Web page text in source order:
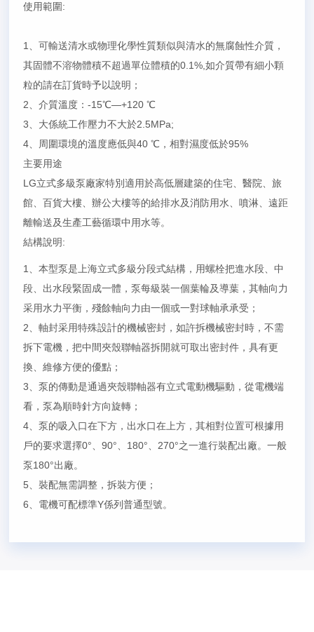
使用範圍:
1、可輸送清水或物理化學性質類似與清水的無腐蝕性介質，
其固體不溶物體積不超過單位體積的0.1%,如介質帶有細小顆
粒的請在訂貨時予以說明；
2、介質溫度：-15℃—+120 ℃
3、大係統工作壓力不大於2.5MPa;
4、周圍環境的溫度應低與40 ℃，相對濕度低於95%
主要用途
LG立式多級泵廠家特別適用於高低層建築的住宅、醫院、旅
館、百貨大樓、辦公大樓等的給排水及消防用水、噴淋、遠距
離輸送及生產工藝循環中用水等。
結構說明:
1、本型泵是上海立式多級分段式結構，用螺栓把進水段、中
段、出水段緊固成一體，泵每級裝一個葉輪及導葉，其軸向力
采用水力平衡，殘餘軸向力由一個或一對球軸承承受；
2、軸封采用特殊設計的機械密封，如許拆機械密封時，不需
拆下電機，把中間夾殼聯軸器拆開就可取出密封件，具有更
換、維修方便的優點；
3、泵的傳動是通過夾殼聯軸器有立式電動機驅動，從電機端
看，泵為順時針方向旋轉；
4、泵的吸入口在下方，出水口在上方，其相對位置可根據用
戶的要求選擇0°、90°、180°、270°之一進行裝配出廠。一般
泵180°出廠。
5、裝配無需調整，拆裝方便；
6、電機可配標準Y係列普通型號。